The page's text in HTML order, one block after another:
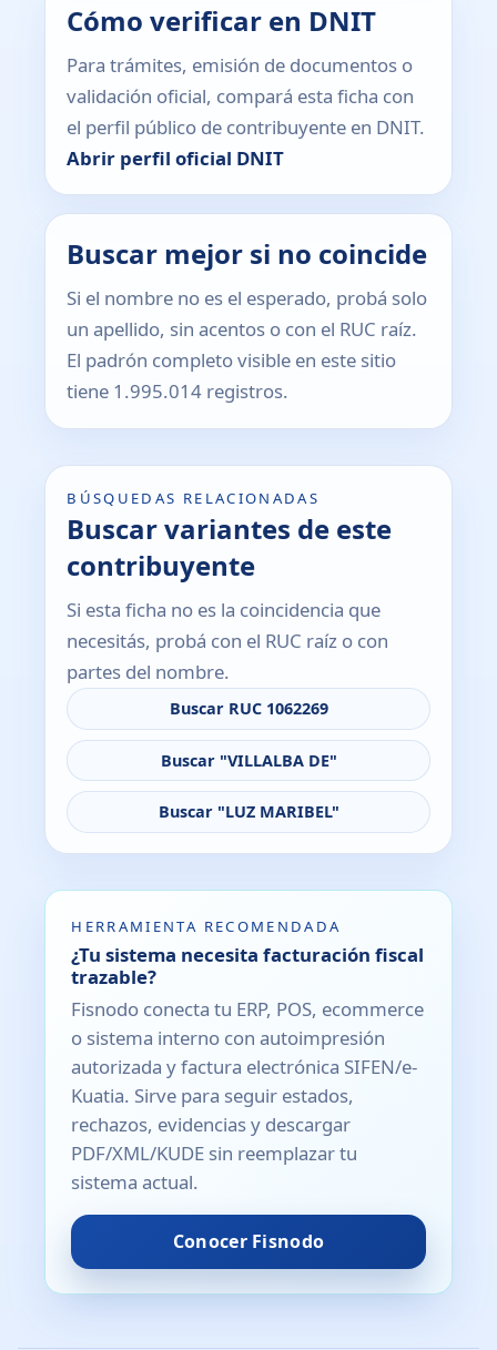
Cómo verificar en DNIT
Para trámites, emisión de documentos o
validación oficial, compará esta ficha con
el perfil público de contribuyente en DNIT.
Abrir perfil oficial DNIT
Buscar mejor si no coincide
Si el nombre no es el esperado, probá solo
un apellido, sin acentos o con el RUC raíz.
El padrón completo visible en este sitio
tiene 1.995.014 registros.
BÚSQUEDAS RELACIONADAS
Buscar variantes de este
contribuyente
Si esta ficha no es la coincidencia que
necesitás, probá con el RUC raíz o con
partes del nombre.
Buscar RUC 1062269
Buscar "VILLALBA DE"
Buscar "LUZ MARIBEL"
HERRAMIENTA RECOMENDADA
¿Tu sistema necesita facturación fiscal
trazable?
Fisnodo conecta tu ERP, POS, ecommerce
o sistema interno con autoimpresión
autorizada y factura electrónica SIFEN/e-
Kuatia. Sirve para seguir estados,
rechazos, evidencias y descargar
PDF/XML/KUDE sin reemplazar tu
sistema actual.
Conocer Fisnodo